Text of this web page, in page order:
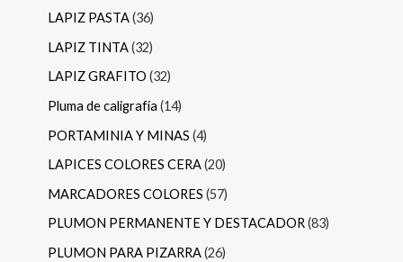
LAPIZ PASTA 36
LAPIZ TINTA 32
LAPIZ GRAFITO 32
Pluma de caligrafía 14
PORTAMINIA Y MINAS 4
LAPICES COLORES CERA 20
MARCADORES COLORES 57
PLUMON PERMANENTE Y DESTACADOR 83
PLUMON PARA PIZARRA 26